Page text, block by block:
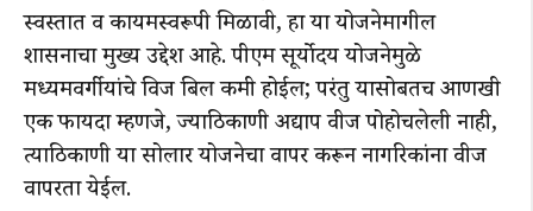
स्वस्तात व कायमस्वरूपी मिळावी, हा या योजनेमागील
शासनाचा मुख्य उद्देश आहे. पीएम सूर्योदय योजनेमुळे
मध्यमवर्गीयांचे विज बिल कमी होईल; परंतु यासोबतच आणखी
एक फायदा म्हणजे, ज्याठिकाणी अद्याप वीज पोहोचलेली नाही,
त्याठिकाणी या सोलार योजनेचा वापर करून नागरिकांना वीज
वापरता येईल.